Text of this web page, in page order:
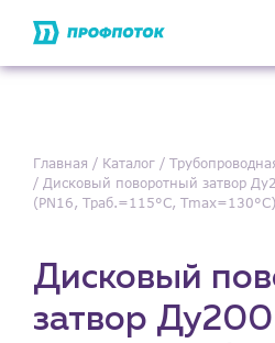
Главная Каталог
Дисковый поворотный затвор
(PN16, Траб.=115°С,
Дисковый
затвор